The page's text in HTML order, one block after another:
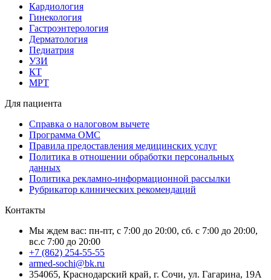
Кардиология
Гинекология
Гастроэнтерология
Дерматология
Педиатрия
УЗИ
КТ
МРТ
Для пациента
Справка о налоговом вычете
Программа ОМС
Правила предоставления медицинских услуг
Политика в отношении обработки персональных
данных
Политика рекламно-информационной рассылки
Рубрикатор клинических рекомендаций
Контакты
Мы ждем вас: пн-пт, с 7:00 до 20:00, сб. с 7:00 до 20:00,
вс.с 7:00 до 20:00
+7 (862) 254-55-55
armed-sochi@bk.ru
354065, Краснодарский край, г. Сочи, ул. Гагарина, 19А